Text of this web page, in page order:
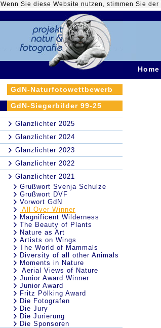
Wenn Sie diese Website nutzen, stimmen Sie
Home
GdN-Naturfotowettbewerb
GdN-Siegerbilder 99-25
Glanzlichter 2025
Glanzlichter 2024
Glanzlichter 2023
Glanzlichter 2022
Glanzlichter 2021
Grußwort Svenja Schulze
Grußwort DVF
Vorwort GdN
All Over Winner
Magnificent Wilderness
The Beauty of Plants
Nature as Art
Artists on Wings
The World of Mammals
Diversity of all other Animals
Moments in Nature
Aerial Views of Nature
Junior Award Winner
Junior Award
Fritz Pölking Award
Die Fotografen
Die Jury
Die Jurierung
Die Sponsoren